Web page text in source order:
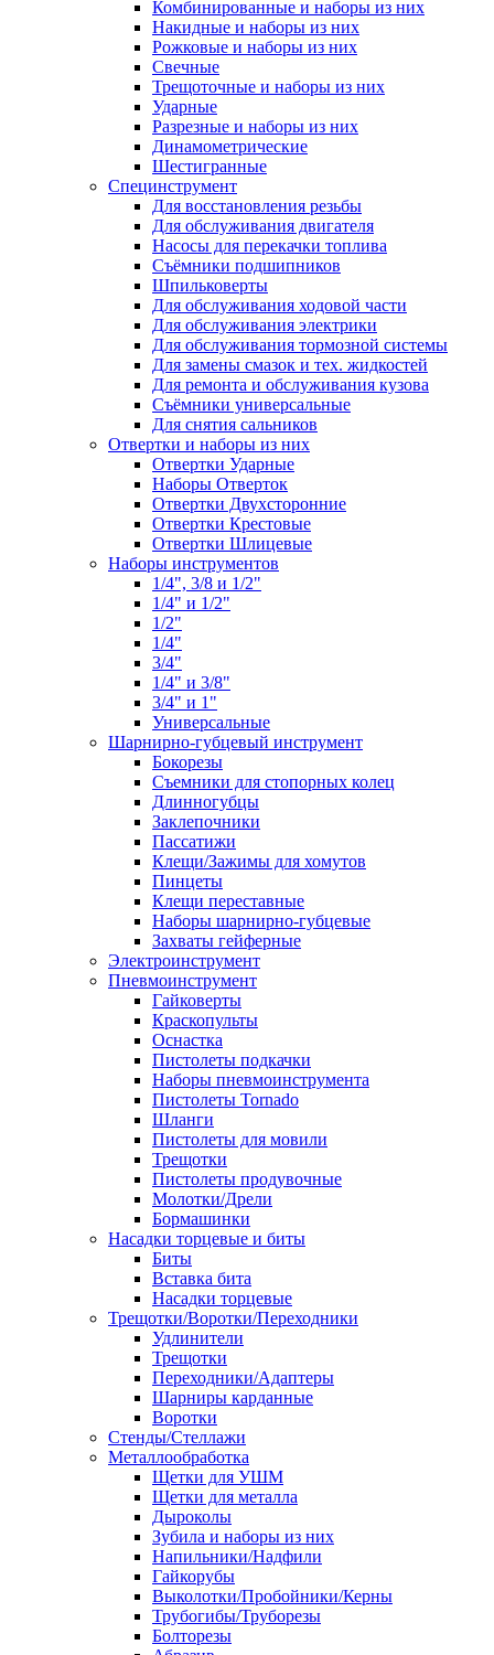
Комбинированные и наборы из них
Накидные и наборы из них
Рожковые и наборы из них
Свечные
Трещоточные и наборы из них
Ударные
Разрезные и наборы из них
Динамометрические
Шестигранные
Специнструмент
Для восстановления резьбы
Для обслуживания двигателя
Насосы для перекачки топлива
Съёмники подшипников
Шпильковерты
Для обслуживания ходовой части
Для обслуживания электрики
Для обслуживания тормозной системы
Для замены смазок и тех. жидкостей
Для ремонта и обслуживания кузова
Съёмники универсальные
Для снятия сальников
Отвертки и наборы из них
Отвертки Ударные
Наборы Отверток
Отвертки Двухсторонние
Отвертки Крестовые
Отвертки Шлицевые
Наборы инструментов
1/4", 3/8 и 1/2"
1/4" и 1/2"
1/2"
1/4"
3/4"
1/4" и 3/8"
3/4" и 1"
Универсальные
Шарнирно-губцевый инструмент
Бокорезы
Съемники для стопорных колец
Длинногубцы
Заклепочники
Пассатижи
Клещи/Зажимы для хомутов
Пинцеты
Клещи переставные
Наборы шарнирно-губцевые
Захваты гейферные
Электроинструмент
Пневмоинструмент
Гайковерты
Краскопульты
Оснастка
Пистолеты подкачки
Наборы пневмоинструмента
Пистолеты Tornado
Шланги
Пистолеты для мовили
Трещотки
Пистолеты продувочные
Молотки/Дрели
Бормашинки
Насадки торцевые и биты
Биты
Вставка бита
Насадки торцевые
Трещотки/Воротки/Переходники
Удлинители
Трещотки
Переходники/Адаптеры
Шарниры карданные
Воротки
Стенды/Стеллажи
Металлообработка
Щетки для УШМ
Щетки для металла
Дыроколы
Зубила и наборы из них
Напильники/Надфили
Гайкорубы
Выколотки/Пробойники/Керны
Трубогибы/Труборезы
Болторезы